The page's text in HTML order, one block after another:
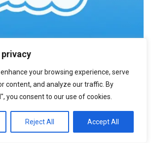
privacy
your browsing experience, serve
content, and analyze our traffic. By
you consent to our use of cookies.
Reject All Accept All